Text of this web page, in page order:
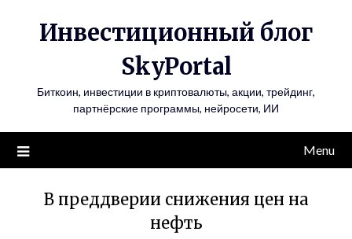
Инвестиционный блог
SkyPortal
Биткоин, инвестиции в криптовалюты, акции, трейдинг,
партнёрские программы, нейросети, ИИ
Menu
В преддверии снижения цен на
нефть